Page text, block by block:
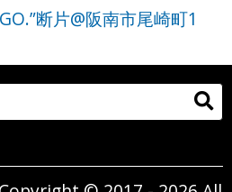
断片@阪南市尾崎町1